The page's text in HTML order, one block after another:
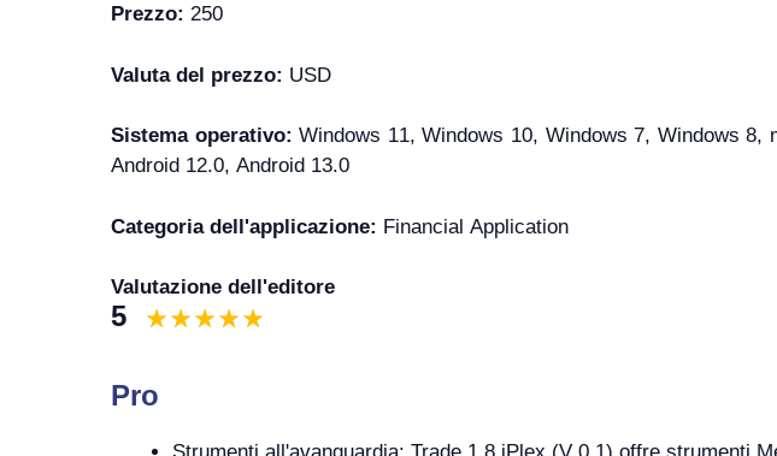
Prezzo: 250
Valuta del prezzo: USD
Sistema operativo: Windows 11, Windows 10, Windows 7, Windows 8,
Android 12.0, Android 13.0
Categoria dell'applicazione: Financial Application
Valutazione dell'editore
5
Pro